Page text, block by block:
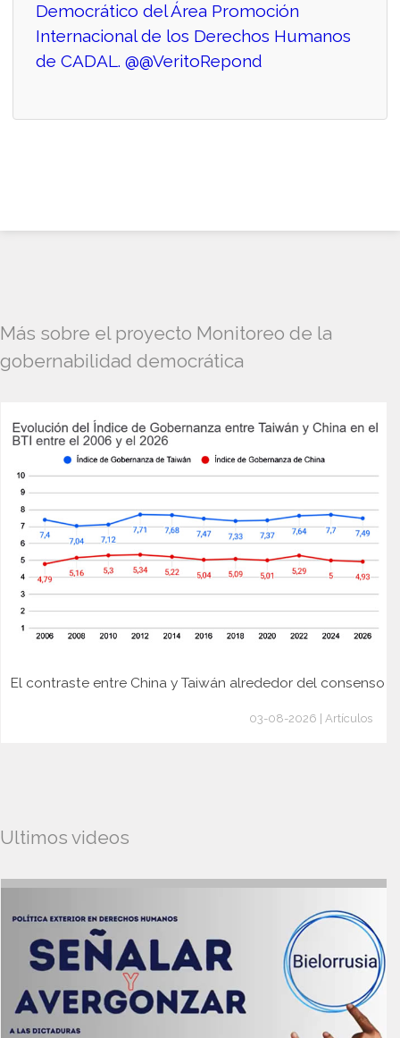
Democrático del Área Promoción
Internacional de los Derechos Humanos
de CADAL. @@VeritoRepond
Más sobre el proyecto Monitoreo de la
gobernabilidad democrática
El contraste entre China y Taiwán alrededor del consenso
03-08-2026 | Artículos
Ultimos videos